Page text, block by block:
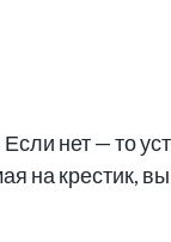
нет — то
на крестик,